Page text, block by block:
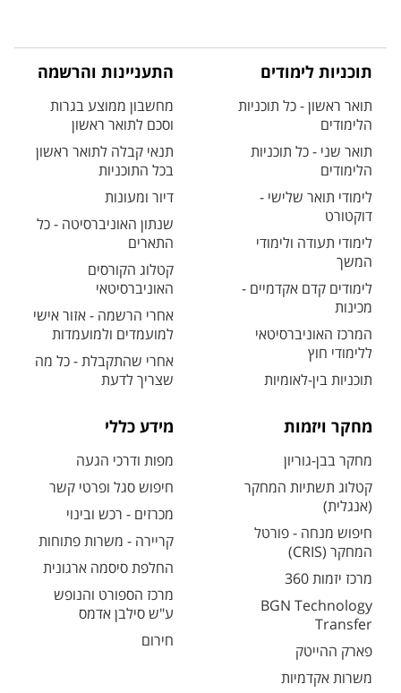
תוכניות לימודים
תואר ראשון - כל תוכניות
הלימודים
תואר שני - כל תוכניות
הלימודים
לימודי תואר שלישי -
דוקטורט
לימודי תעודה ולימודי
המשך
לימודים קדם אקדמיים -
מכינות
המרכז האוניברסיטאי
ללימודי חוץ
תוכניות בין-לאומיות
התעניינות והרשמה
מחשבון ממוצע בגרות
וסכם לתואר ראשון
תנאי קבלה לתואר ראשון
בכל התוכניות
דיור ומעונות
שנתון האוניברסיטה - כל
התארים
קטלוג הקורסים
האוניברסיטאי
אחרי הרשמה - אזור אישי
למועמדים ולמועמדות
אחרי שהתקבלת - כל מה
שצריך לדעת
מחקר ויזמות
מחקר בבן-גוריון
קטלוג תשתיות המחקר
(אנגלית)
חיפוש מנחה - פורטל
המחקר (CRIS)
מרכז יזמות 360
BGN Technology
Transfer
פארק ההייטק
משרות אקדמיות
מידע כללי
מפות ודרכי הגעה
חיפוש סגל ופרטי קשר
מכרזים - רכש ובינוי
קריירה - משרות פתוחות
החלפת סיסמה ארגונית
מרכז הספורט והנופש
ע"ש סילבן אדמס
חירום